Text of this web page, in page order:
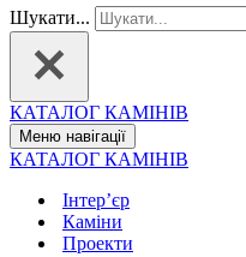
Шукати...
КАТАЛОГ КАМІНІВ
Меню навігації
КАТАЛОГ КАМІНІВ
Інтер’єр
Каміни
Проекти